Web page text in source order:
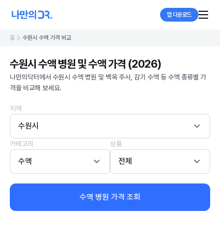
앱 다운로드
홈 수원시 수액 가격 비교
수원시 수액 병원 및 수액 가격 (2026)
나만의닥터에서 수원시 수액 병원 및 백옥 주사, 감기 수액 등 수액 종류별 가
격을 비교해 보세요.
지역
수원시
카테고리
수액
상품
전체
수액 병원 가격 조회